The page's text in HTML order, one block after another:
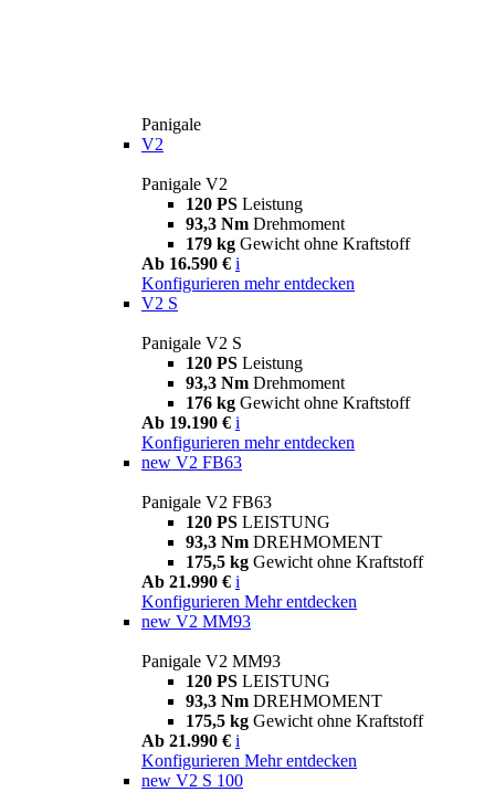
Panigale
V2
Panigale V2
120 PS Leistung
93,3 Nm Drehmoment
179 kg Gewicht ohne Kraftstoff
Ab 16.590 € i
Konfigurieren mehr entdecken
V2 S
Panigale V2 S
120 PS Leistung
93,3 Nm Drehmoment
176 kg Gewicht ohne Kraftstoff
Ab 19.190 € i
Konfigurieren mehr entdecken
new V2 FB63
Panigale V2 FB63
120 PS LEISTUNG
93,3 Nm DREHMOMENT
175,5 kg Gewicht ohne Kraftstoff
Ab 21.990 € i
Konfigurieren Mehr entdecken
new V2 MM93
Panigale V2 MM93
120 PS LEISTUNG
93,3 Nm DREHMOMENT
175,5 kg Gewicht ohne Kraftstoff
Ab 21.990 € i
Konfigurieren Mehr entdecken
new V2 S 100